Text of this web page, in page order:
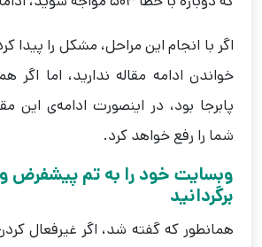
اگر با انجام این مراحل، مشکل را پیدا
خواندن ادامه مقاله ندارید، اما
پابرجا بود، در اینصورت ادامه‌ی این
شما را رفع خواهد کرد.
وبسایت خود را به تم پیشفرض
برگردانید
همانطور که گفته شد، اگر غیرفعال